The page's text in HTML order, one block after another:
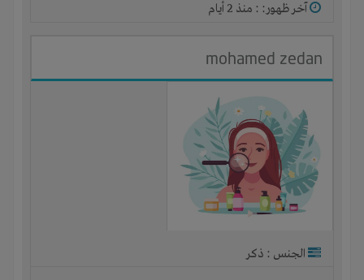
آخر ظهور: : منذ 2 أيام
mohamed zedan
الجنس : ذكر